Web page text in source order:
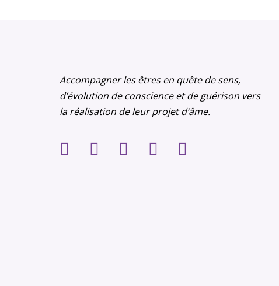
Accompagner les êtres en quête de sens,
d’évolution de conscience et de guérison vers
la réalisation de leur projet d’âme.